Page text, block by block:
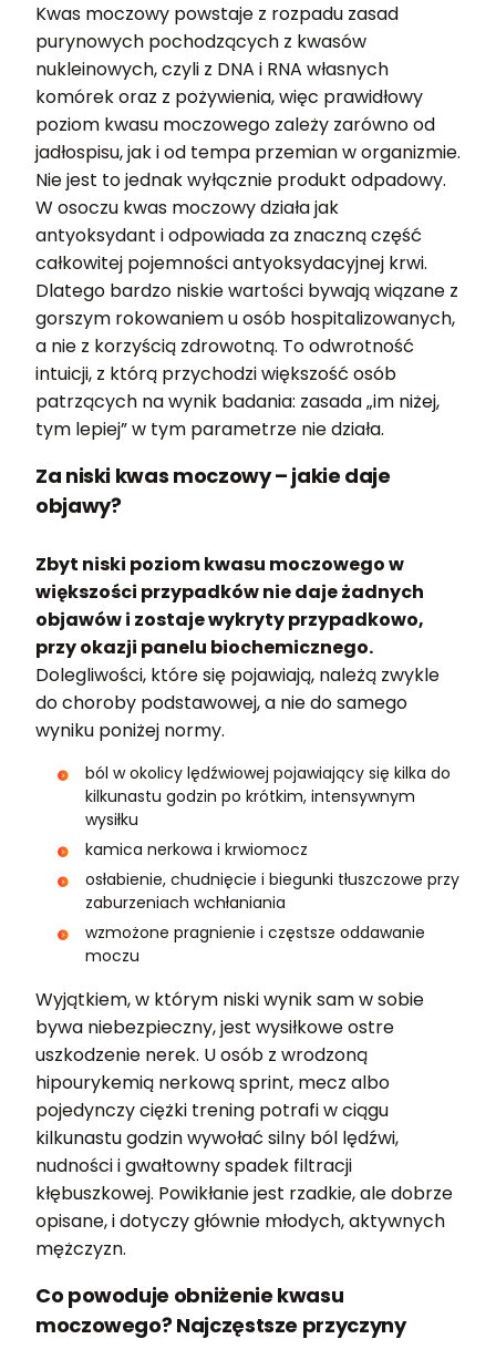
Kwas moczowy powstaje z rozpadu zasad
purynowych pochodzących z kwasów
nukleinowych, czyli z DNA i RNA własnych
komórek oraz z pożywienia, więc prawidłowy
poziom kwasu moczowego zależy zarówno od
jadłospisu, jak i od tempa przemian w organizmie.
Nie jest to jednak wyłącznie produkt odpadowy.
W osoczu kwas moczowy działa jak
antyoksydant i odpowiada za znaczną część
całkowitej pojemności antyoksydacyjnej krwi.
Dlatego bardzo niskie wartości bywają wiązane z
gorszym rokowaniem u osób hospitalizowanych,
a nie z korzyścią zdrowotną. To odwrotność
intuicji, z którą przychodzi większość osób
patrzących na wynik badania: zasada „im niżej,
tym lepiej” w tym parametrze nie działa.
Za niski kwas moczowy – jakie daje
objawy?
Zbyt niski poziom kwasu moczowego w
większości przypadków nie daje żadnych
objawów i zostaje wykryty przypadkowo,
przy okazji panelu biochemicznego.
Dolegliwości, które się pojawiają, należą zwykle
do choroby podstawowej, a nie do samego
wyniku poniżej normy.
ból w okolicy lędźwiowej pojawiający się kilka do
kilkunastu godzin po krótkim, intensywnym
wysiłku
kamica nerkowa i krwiomocz
osłabienie, chudnięcie i biegunki tłuszczowe przy
zaburzeniach wchłaniania
wzmożone pragnienie i częstsze oddawanie
moczu
Wyjątkiem, w którym niski wynik sam w sobie
bywa niebezpieczny, jest wysiłkowe ostre
uszkodzenie nerek. U osób z wrodzoną
hipourykemią nerkową sprint, mecz albo
pojedynczy ciężki trening potrafi w ciągu
kilkunastu godzin wywołać silny ból lędźwi,
nudności i gwałtowny spadek filtracji
kłębuszkowej. Powikłanie jest rzadkie, ale dobrze
opisane, i dotyczy głównie młodych, aktywnych
mężczyzn.
Co powoduje obniżenie kwasu
moczowego? Najczęstsze przyczyny